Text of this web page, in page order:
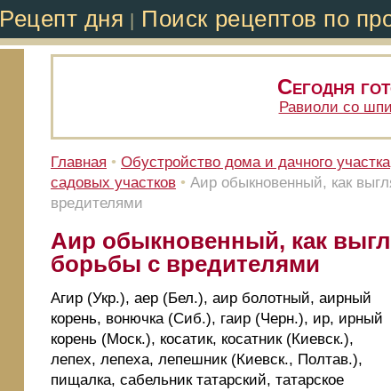
Рецепт дня Поиск рецептов по
Сегодня
Равиоли со
Главная • Обустройство дома и дачного участка
садовых участков • Аир обыкновенный, как
вредителями
Аир обыкновенный, как
борьбы с вредителями
Агир (Укр.), аер (Бел.), аир болотный, аирный
корень, вонючка (Сиб.), гаир (Черн.), ир, ирный
корень (Моск.), косатик, косатник (Киевск.),
лепех, лепеха, лепешник (Киевск., Полтав.),
пищалка, сабельник татарский, татарское